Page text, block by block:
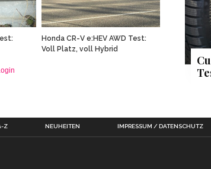
Honda CR-V e:HEV AWD Test:
Voll Platz, voll Hybrid
Z NEUHEITEN IMPRESSUM / DATENSCHUTZ